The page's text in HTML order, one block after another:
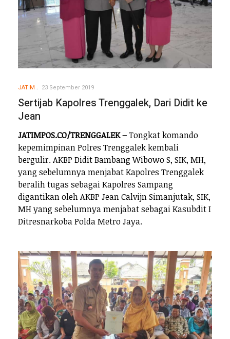
JATIM 23 September 2019
Sertijab Kapolres Trenggalek, Dari Didit ke
Jean
JATIMPOS.CO/TRENGGALEK –Tongkat komando
kepemimpinan Polres Trenggalek kembali
bergulir. AKBP Didit Bambang Wibowo S, SIK, MH,
yang sebelumnya menjabat Kapolres Trenggalek
beralih tugas sebagai Kapolres Sampang
digantikan oleh AKBP Jean Calvijn Simanjutak, SIK,
MH yang sebelumnya menjabat sebagai Kasubdit I
Ditresnarkoba Polda Metro Jaya.